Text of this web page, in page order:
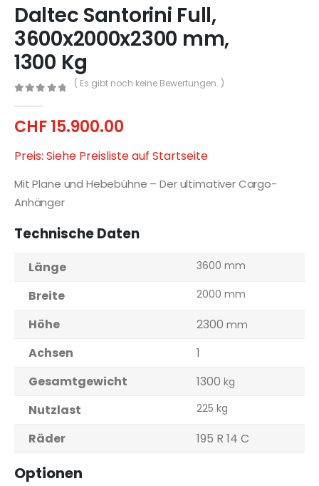
Daltec Santorini Full,
3600x2000x2300 mm,
1300 Kg
( Es gibt noch keine Bewertungen. )
CHF15.900.00
Preis: Siehe Preisliste auf Startseite
Mit Plane und Hebebühne – Der ultimativer Cargo-
Anhänger
Technische Daten
Länge 3600 mm
Breite 2000 mm
Höhe 2300 mm
Achsen
1
Gesamtgewicht
1300 kg
Nutzlast 225 kg
Räder 195 R 14 C
Optionen